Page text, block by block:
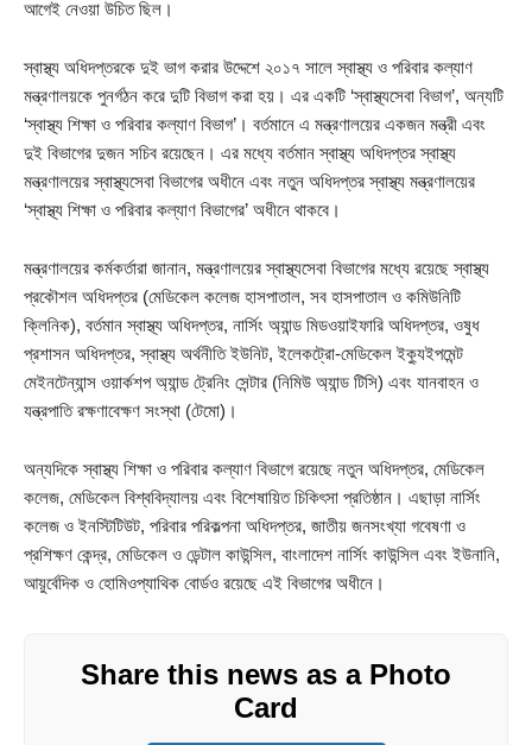
আগেই নেওয়া উচিত ছিল।
স্বাস্থ্য অধিদপ্তরকে দুই ভাগ করার উদ্দেশে ২০১৭ সালে স্বাস্থ্য ও পরিবার কল্যাণ
মন্ত্রণালয়কে পুনর্গঠন করে দুটি বিভাগ করা হয়। এর একটি ‘স্বাস্থ্যসেবা বিভাগ’, অন্যটি
‘স্বাস্থ্য শিক্ষা ও পরিবার কল্যাণ বিভাগ’। বর্তমানে এ মন্ত্রণালয়ের একজন মন্ত্রী এবং
দুই বিভাগের দুজন সচিব রয়েছেন। এর মধ্যে বর্তমান স্বাস্থ্য অধিদপ্তর স্বাস্থ্য
মন্ত্রণালয়ের স্বাস্থ্যসেবা বিভাগের অধীনে এবং নতুন অধিদপ্তর স্বাস্থ্য মন্ত্রণালয়ের
‘স্বাস্থ্য শিক্ষা ও পরিবার কল্যাণ বিভাগের’ অধীনে থাকবে।
মন্ত্রণালয়ের কর্মকর্তারা জানান, মন্ত্রণালয়ের স্বাস্থ্যসেবা বিভাগের মধ্যে রয়েছে স্বাস্থ্য
প্রকৌশল অধিদপ্তর (মেডিকেল কলেজ হাসপাতাল, সব হাসপাতাল ও কমিউনিটি
ক্লিনিক), বর্তমান স্বাস্থ্য অধিদপ্তর, নার্সিং অ্যান্ড মিডওয়াইফারি অধিদপ্তর, ওষুধ
প্রশাসন অধিদপ্তর, স্বাস্থ্য অর্থনীতি ইউনিট, ইলেকট্রো-মেডিকেল ইক্যুইপমেন্ট
মেইনটেন্যান্স ওয়ার্কশপ অ্যান্ড ট্রেনিং সেন্টার (নিমিউ অ্যান্ড টিসি) এবং যানবাহন ও
যন্ত্রপাতি রক্ষণাবেক্ষণ সংস্থা (টেমো)।
অন্যদিকে স্বাস্থ্য শিক্ষা ও পরিবার কল্যাণ বিভাগে রয়েছে নতুন অধিদপ্তর, মেডিকেল
কলেজ, মেডিকেল বিশ্ববিদ্যালয় এবং বিশেষায়িত চিকিৎসা প্রতিষ্ঠান। এছাড়া নার্সিং
কলেজ ও ইনস্টিটিউট, পরিবার পরিকল্পনা অধিদপ্তর, জাতীয় জনসংখ্যা গবেষণা ও
প্রশিক্ষণ কেন্দ্র, মেডিকেল ও ডেন্টাল কাউন্সিল, বাংলাদেশ নার্সিং কাউন্সিল এবং ইউনানি,
আয়ুর্বেদিক ও হোমিওপ্যাথিক বোর্ডও রয়েছে এই বিভাগের অধীনে।
Share this news as a Photo
Card